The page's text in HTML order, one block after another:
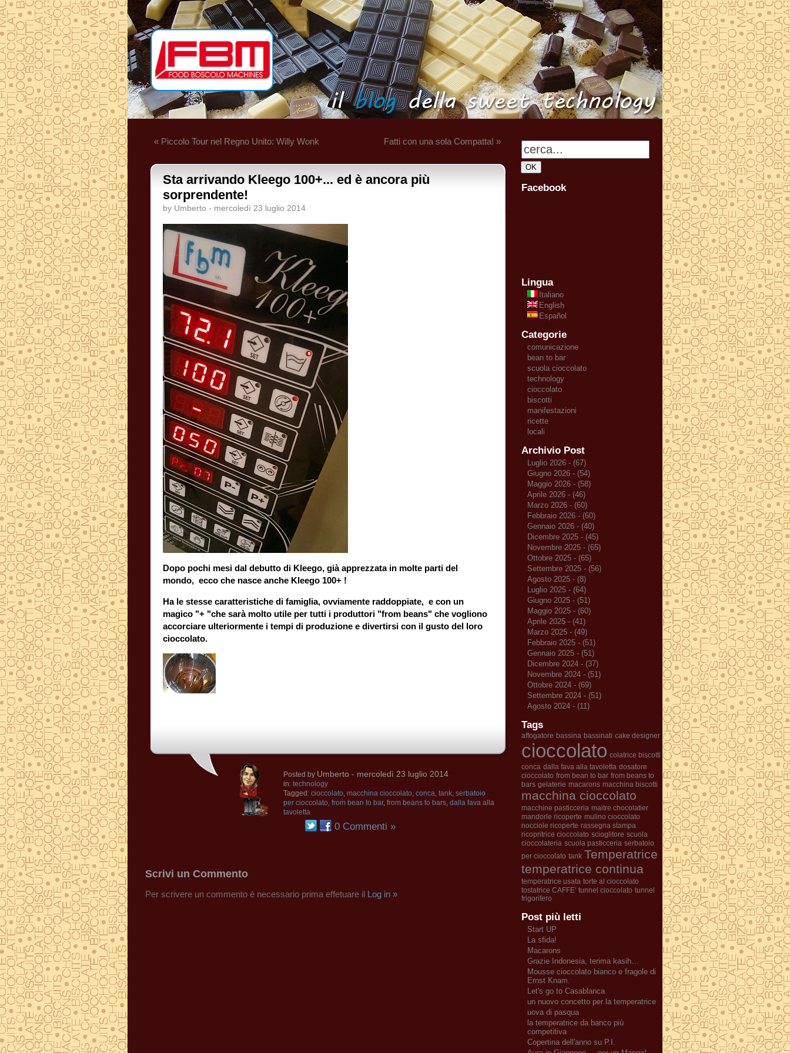
« Piccolo Tour nel Regno Unito: Willy Wonk Fatti con una sola Compatta! »
Sta arrivando Kleego 100+... ed è ancora più
sorprendente!
by Umberto - mercoledì 23 luglio 2014
Dopo pochi mesi dal debutto di Kleego, già apprezzata in molte parti del
mondo, ecco che nasce anche Kleego 100+ !
Ha le stesse caratteristiche di famiglia, ovviamente raddoppiate, e con un
magico "+ "che sarà molto utile per tutti i produttori "from beans" che vogliono
accorciare ulteriormente i tempi di produzione e divertirsi con il gusto del loro
cioccolato.
Posted by Umberto - mercoledì 23 luglio 2014
in: technology
Tagged: cioccolato, macchina cioccolato, conca, tank, serbatoio
per cioccolato, from bean to bar, from beans to bars, dalla fava alla
tavoletta
0 Commenti »
Scrivi un Commento
Per scrivere un commento è necessario prima effetuare il Log in »
Facebook
Lingua
Italiano
English
Español
Categorie
comunicazione
bean to bar
scuola cioccolato
technology
cioccolato
biscotti
manifestazioni
ricette
locali
Archivio Post
Luglio 2026 - (67)
Giugno 2026 - (54)
Maggio 2026 - (58)
Aprile 2026 - (46)
Marzo 2026 - (60)
Febbraio 2026 - (60)
Gennaio 2026 - (40)
Dicembre 2025 - (45)
Novembre 2025 - (65)
Ottobre 2025 - (65)
Settembre 2025 - (56)
Agosto 2025 - (8)
Luglio 2025 - (64)
Giugno 2025 - (51)
Maggio 2025 - (60)
Aprile 2025 - (41)
Marzo 2025 - (49)
Febbraio 2025 - (51)
Gennaio 2025 - (51)
Dicembre 2024 - (37)
Novembre 2024 - (51)
Ottobre 2024 - (69)
Settembre 2024 - (51)
Agosto 2024 - (11)
Tags
affogatore bassina bassinati cake designer
cioccolato colatrice biscotti
conca dalla fava alla tavoletta dosatore
cioccolato from bean to bar from beans to
bars gelaterie macarons macchina biscotti
macchina cioccolato
macchine pasticceria maitre chocolatier
mandorle ricoperte mulino cioccolato
nocciole ricoperte rassegna stampa
ricopritrice cioccolato scioglitore scuola
cioccolateria scuola pasticceria serbatoio
per cioccolato tank Temperatrice
temperatrice continua
temperatrice usata torte al cioccolato
tostatrice CAFFE' tunnel cioccolato tunnel
frigorifero
Post più letti
Start UP
La sfida!
Macarons
Grazie Indonesia, terima kasih…
Mousse cioccolato bianco e fragole di
Ernst Knam.
Let's go to Casablanca
un nuovo concetto per la temperatrice
uova di pasqua
la temperatrice da banco più
competitiva
Copertina dell'anno su P.I.